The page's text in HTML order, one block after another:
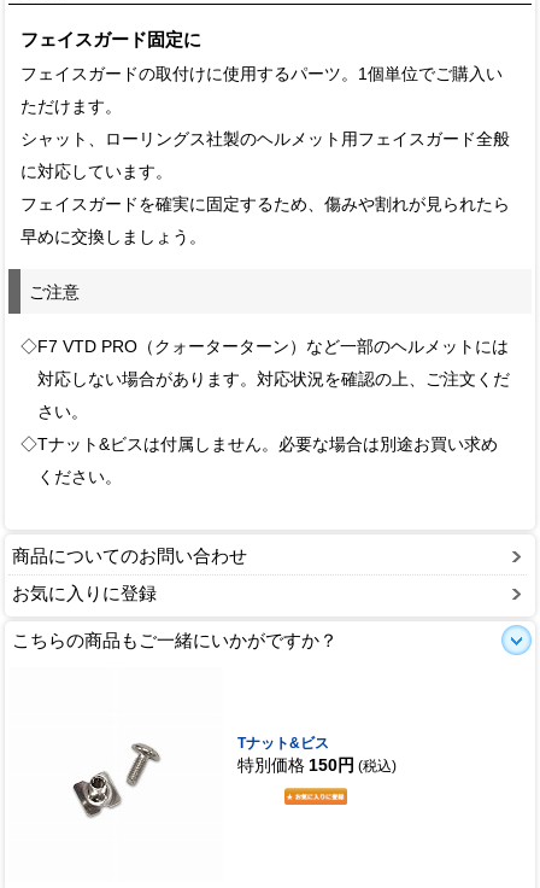
フェイスガード固定に
フェイスガードの取付けに使用するパーツ。1個単位でご購入い
ただけます。
シャット、ローリングス社製のヘルメット用フェイスガード全般
に対応しています。
フェイスガードを確実に固定するため、傷みや割れが見られたら
早めに交換しましょう。
ご注意
◇F7 VTD PRO（クォーターターン）など一部のヘルメットには
対応しない場合があります。対応状況を確認の上、ご注文くだ
さい。
◇Tナット&ビスは付属しません。必要な場合は別途お買い求め
ください。
商品についてのお問い合わせ
お気に入りに登録
こちらの商品もご一緒にいかがですか？
Tナット&ビス
特別価格 150円 (税込)